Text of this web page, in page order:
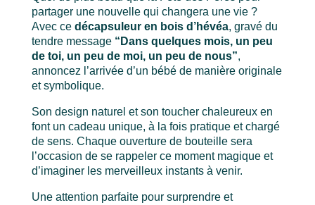
partager une nouvelle qui changera une vie ?
Avec ce décapsuleur en bois d’hévéa, gravé du
tendre message “Dans quelques mois, un peu
de toi, un peu de moi, un peu de nous”,
annoncez l’arrivée d’un bébé de manière originale
et symbolique.
Son design naturel et son toucher chaleureux en
font un cadeau unique, à la fois pratique et chargé
de sens. Chaque ouverture de bouteille sera
l’occasion de se rappeler ce moment magique et
d’imaginer les merveilleux instants à venir.
Une attention parfaite pour surprendre et